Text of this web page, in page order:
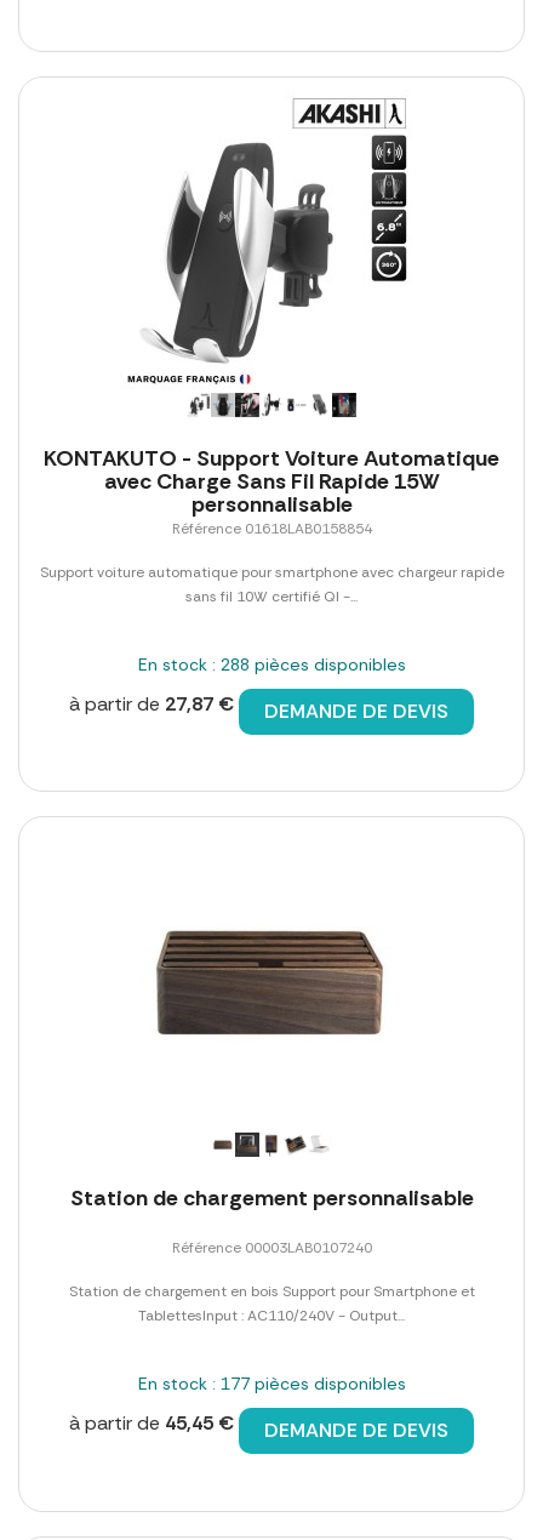
KONTAKUTO - Support Voiture Automatique
avec Charge Sans Fil Rapide 15W
personnalisable
Référence 01618LAB0158854
Support voiture automatique pour smartphone avec chargeur rapide
sans fil 10W certifié QI -...
En stock : 288 pièces disponibles
à partir de 27,87 € DEMANDE DE DEVIS
Station de chargement personnalisable
Référence 00003LAB0107240
Station de chargement en bois Support pour Smartphone et
TablettesInput : AC110/240V - Output...
En stock : 177 pièces disponibles
à partir de 45,45 € DEMANDE DE DEVIS